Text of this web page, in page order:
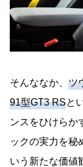
そんななか、 ツ
91型GT3 RSと
ンスをひけらか
ックの実力を秘
いう新たな価値